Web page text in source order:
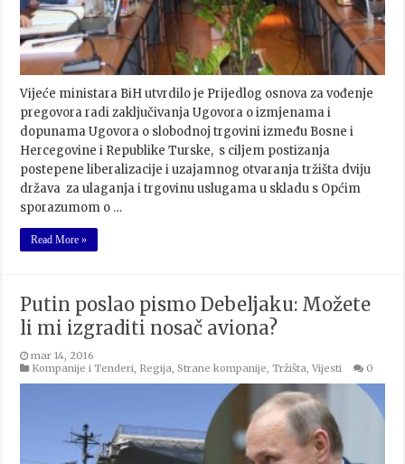
Vijeće ministara BiH utvrdilo je Prijedlog osnova za vođenje
pregovora radi zaključivanja Ugovora o izmjenama i
dopunama Ugovora o slobodnoj trgovini između Bosne i
Hercegovine i Republike Turske, s ciljem postizanja
postepene liberalizacije i uzajamnog otvaranja tržišta dviju
država za ulaganja i trgovinu uslugama u skladu s Općim
sporazumom o …
Read More »
Putin poslao pismo Debeljaku: Možete
li mi izgraditi nosač aviona?
mar 14, 2016
Kompanije i Tenderi, Regija,Strane kompanije,Tržišta,Vijesti 0